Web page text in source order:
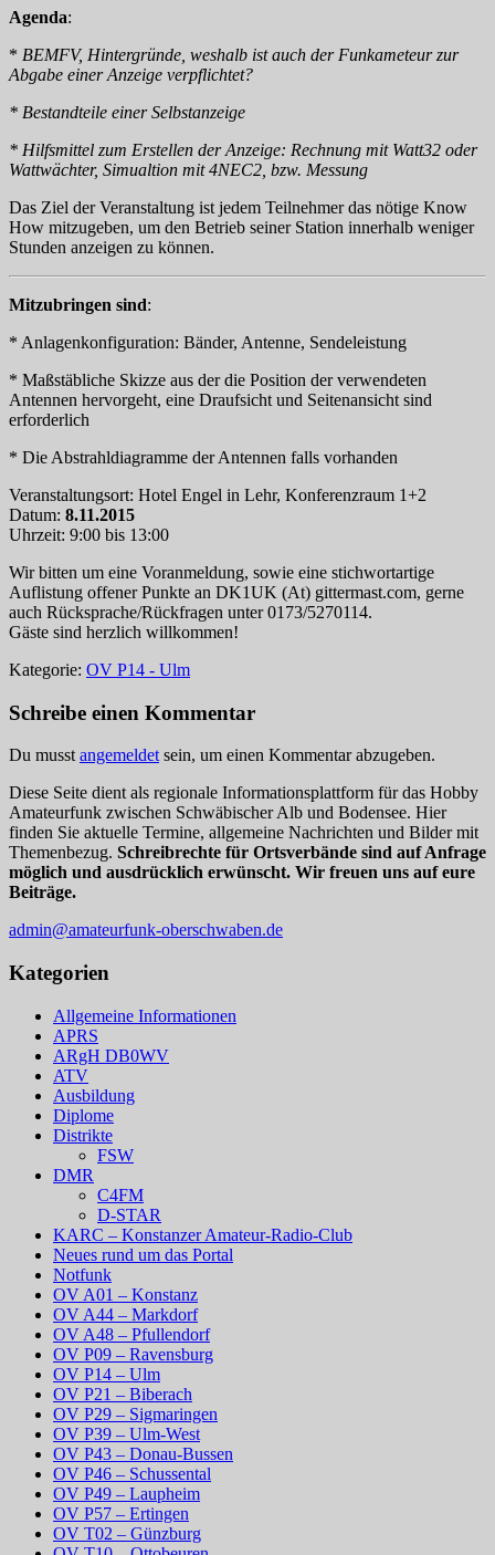
Agenda:
* BEMFV, Hintergründe, weshalb ist auch der Funkameteur zur
Abgabe einer Anzeige verpflichtet?
* Bestandteile einer Selbstanzeige
* Hilfsmittel zum Erstellen der Anzeige: Rechnung mit Watt32 oder
Wattwächter, Simualtion mit 4NEC2, bzw. Messung
Das Ziel der Veranstaltung ist jedem Teilnehmer das nötige Know
How mitzugeben, um den Betrieb seiner Station innerhalb weniger
Stunden anzeigen zu können.
Mitzubringen sind:
* Anlagenkonfiguration: Bänder, Antenne, Sendeleistung
* Maßstäbliche Skizze aus der die Position der verwendeten
Antennen hervorgeht, eine Draufsicht und Seitenansicht sind
erforderlich
* Die Abstrahldiagramme der Antennen falls vorhanden
Veranstaltungsort: Hotel Engel in Lehr, Konferenzraum 1+2
Datum: 8.11.2015
Uhrzeit: 9:00 bis 13:00
Wir bitten um eine Voranmeldung, sowie eine stichwortartige
Auflistung offener Punkte an DK1UK (At) gittermast.com, gerne
auch Rücksprache/Rückfragen unter 0173/5270114.
Gäste sind herzlich willkommen!
Kategorie: OV P14 - Ulm
Schreibe einen Kommentar
Du musst angemeldet sein, um einen Kommentar abzugeben.
Diese Seite dient als regionale Informationsplattform für das Hobby
Amateurfunk zwischen Schwäbischer Alb und Bodensee. Hier
finden Sie aktuelle Termine, allgemeine Nachrichten und Bilder mit
Themenbezug. Schreibrechte für Ortsverbände sind auf Anfrage
möglich und ausdrücklich erwünscht. Wir freuen uns auf eure
Beiträge.
admin@amateurfunk-oberschwaben.de
Kategorien
Allgemeine Informationen
APRS
ARgH DB0WV
ATV
Ausbildung
Diplome
Distrikte
FSW
DMR
C4FM
D-STAR
KARC – Konstanzer Amateur-Radio-Club
Neues rund um das Portal
Notfunk
OV A01 – Konstanz
OV A44 – Markdorf
OV A48 – Pfullendorf
OV P09 – Ravensburg
OV P14 – Ulm
OV P21 – Biberach
OV P29 – Sigmaringen
OV P39 – Ulm-West
OV P43 – Donau-Bussen
OV P46 – Schussental
OV P49 – Laupheim
OV P57 – Ertingen
OV T02 – Günzburg